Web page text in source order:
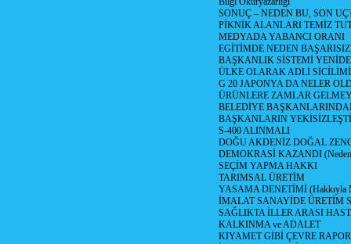
SONUÇ – NEDEN BU, SON
PİKNİK ALANLARI TEMİZ
MEDYADA YABANCI ORANI
EGİTİMDE NEDEN
BAŞKANLIK SİSTEMİ
ÜLKE OLARAK ADLİ
G 20 JAPONYA DA NELER
ÜRÜNLERE ZAMLAR
BELEDİYE
BAŞKANLARIN
S-400 ALINMALI
DOĞU AKDENİZ DOĞAL
DEMOKRASİ KAZANDI (Neden
SEÇİM YAPMA HAKKI
TARIMSAL ÜRETİM
YASAMA DENETİMİ (Hakkıyla
İMALAT SANAYİDE ÜRETİM
SAĞLIKTA İLLER ARASI
KALKINMA ve ADALET
KIYAMET GİBİ ÇEVRE